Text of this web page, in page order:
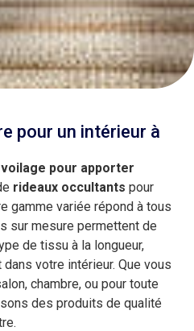
pour un intérieur à
pour apporter
rideaux occultants pour
gamme variée répond à tous
sur mesure permettent de
de tissu à la longueur,
votre intérieur. Que vous
chambre, ou pour toute
des produits de qualité